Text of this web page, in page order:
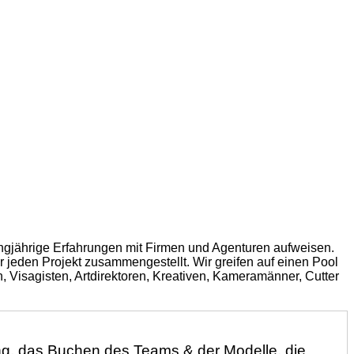
Erfahrungen mit Firmen und Agenturen aufweisen.
jeden Projekt zusammengestellt. Wir greifen auf einen Pool
Visagisten, Artdirektoren, Kreativen, Kameramänner, Cutter
das Buchen des Teams & der Modelle, die